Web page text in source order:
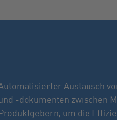
Austausch
-dokumenten zwischen
Produktgebern, um die